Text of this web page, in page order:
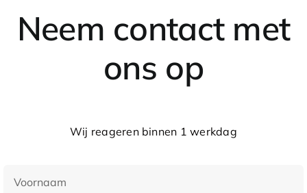
Neem contact met
ons op
Wij reageren binnen 1 werkdag